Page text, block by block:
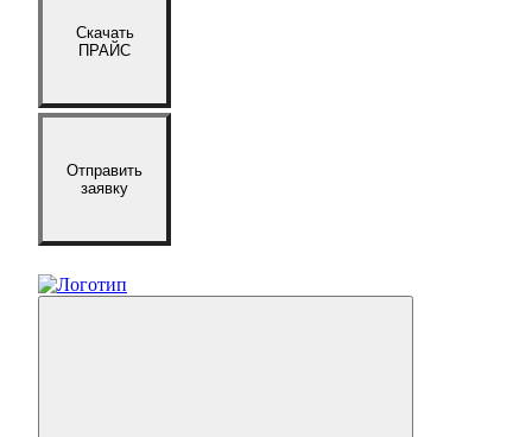
Скачать
ПРАЙС
Отправить
заявку